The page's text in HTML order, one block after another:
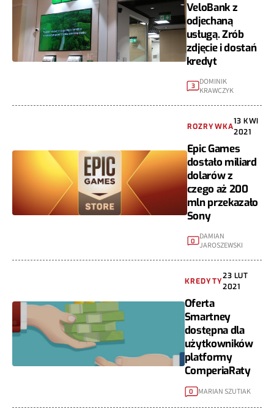
VeloBank z
odjechaną
usługą. Zrób
zdjęcie i dostań
kredyt
3
DOMINIK
KRAWCZYK
ROZRYWKA
13 KWI
2021
Epic Games
dostało miliard
dolarów z
czego aż 200
mln przekazało
Sony
0 DAMIAN
JAROSZEWSKI
KREDYTY
23 LUT
2021
Oferta
Smartney
dostępna dla
użytkowników
platformy
ComperiaRaty
0 MARIAN SZUTIAK